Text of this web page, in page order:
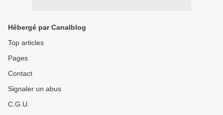
Hébergé par Canalblog
Top articles
Pages
Contact
Signaler un abus
C.G.U.